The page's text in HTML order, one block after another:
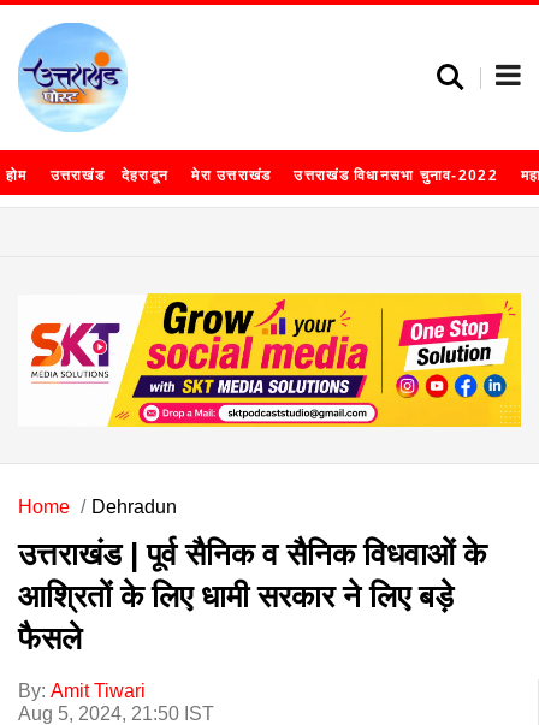
होम उत्तराखंड देहरादून मेरा उत्तराखंड उत्तराखंड विधानसभा चुनाव-2022
Home Dehradun
उत्तराखंड | पूर्व सैनिक व सैनिक विधवाओं के
आश्रितों के लिए धामी सरकार ने लिए बड़े
फैसले
By: Amit Tiwari
Aug 5, 2024, 21:50 IST